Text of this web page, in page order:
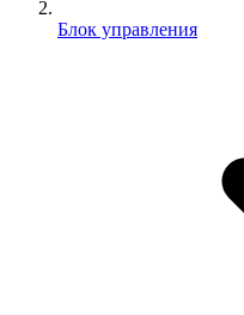
Блок управления